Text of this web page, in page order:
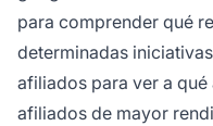
para comprender qué
determinadas
afiliados para ver a
afiliados de mayor